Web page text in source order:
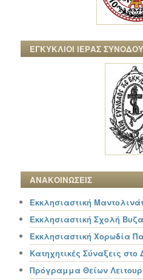
ΕΓΚΥΚΛΙΟΙ ΙΕΡΑΣ ΣΥΝΟΔΟΥ
ΑΝΑΚΟΙΝΩΣΕΙΣ
Εκκλησιαστική
Εκκλησιαστική Σχολή
Εκκλησιαστική Χορωδία
Κατηχητικές Σύναξεις στο
Πρόγραμμα Θείων